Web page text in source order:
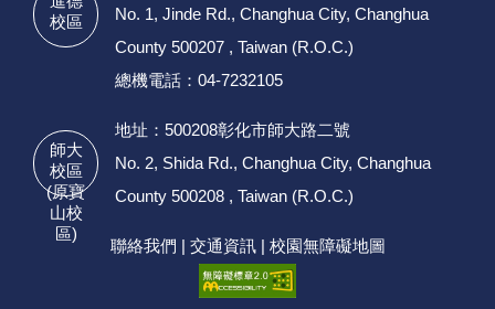
校區
No. 1, Jinde Rd., Changhua City, Changhua
County 500207 , Taiwan (R.O.C.)
總機電話：04-7232105
師大
校區
(原寶
山校
區)
地址：500208彰化市師大路二號
No. 2, Shida Rd., Changhua City, Changhua
County 500208 , Taiwan (R.O.C.)
聯絡我們 | 交通資訊| 校園無障礙地圖